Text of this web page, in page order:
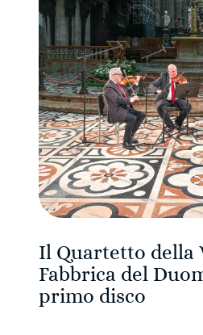
Il Quartetto della
Fabbrica del
primo disco